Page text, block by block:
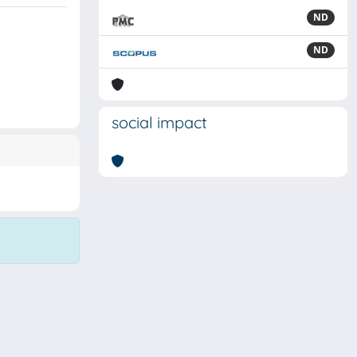
ND
ND
social impact